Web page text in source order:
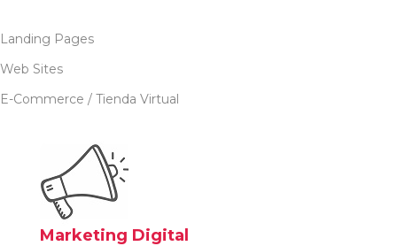
Landing Pages
Web Sites
E-Commerce / Tienda Virtual
Marketing Digital